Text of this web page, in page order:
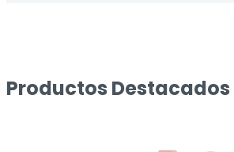
Productos Destacados